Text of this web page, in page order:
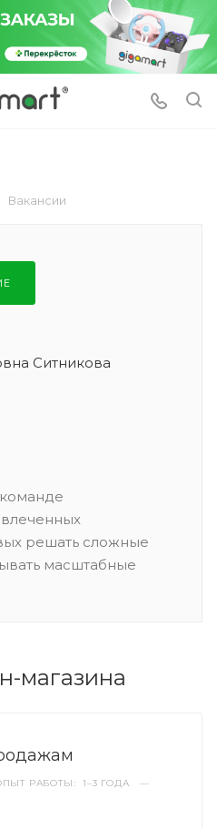
Вакансии
Ситникова
решать сложные
масштабные
магазина
РАБОТЫ: 1–3 ГОДА
—